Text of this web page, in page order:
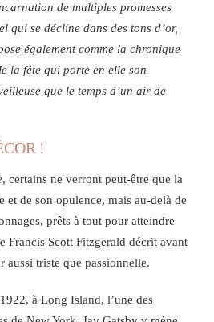
de multiples promesses
qui se décline dans des tons d’or,
également comme la chronique
la fête qui porte en elle son
que le temps d’un air de
!
, certains ne verront peut-être que la
et de son opulence, mais au-delà de
prêts à tout pour atteindre
Francis Scott Fitzgerald décrit avant
aussi triste que passionnelle.
à Long Island, l’une des